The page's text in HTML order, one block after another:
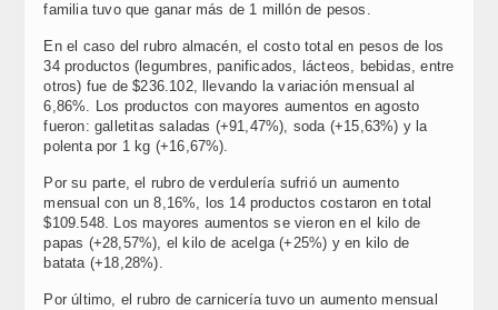
familia tuvo que ganar más de 1 millón de pesos.
En el caso del rubro almacén, el costo total en pesos de los
34 productos (legumbres, panificados, lácteos, bebidas, entre
otros) fue de $236.102, llevando la variación mensual al
6,86%. Los productos con mayores aumentos en agosto
fueron: galletitas saladas (+91,47%), soda (+15,63%) y la
polenta por 1 kg (+16,67%).
Por su parte, el rubro de verdulería sufrió un aumento
mensual con un 8,16%, los 14 productos costaron en total
$109.548. Los mayores aumentos se vieron en el kilo de
papas (+28,57%), el kilo de acelga (+25%) y en kilo de
batata (+18,28%).
Por último, el rubro de carnicería tuvo un aumento mensual